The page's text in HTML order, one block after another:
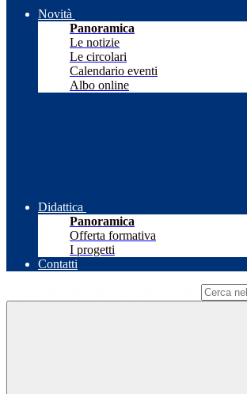
Novità
Panoramica
Le notizie
Le circolari
Calendario eventi
Albo online
Didattica
Panoramica
Offerta formativa
I progetti
Contatti